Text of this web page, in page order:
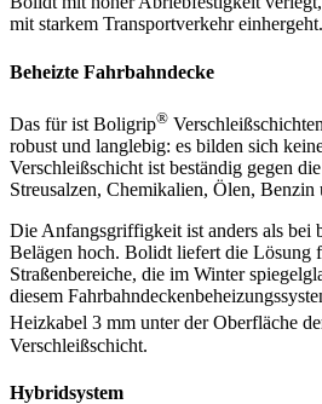
mit starkem Transportverkehr einhergeht.
Beheizte Fahrbahndecke
Das für ist Boligrip®
robust und langlebig: es bilden sich
Verschleißschicht ist beständig gegen
Streusalzen, Chemikalien, Ölen, Benzin
Die Anfangsgriffigkeit ist anders als bei
Belägen hoch. Bolidt liefert die Lösung
Straßenbereiche, die im Winter
diesem
Heizkabel 3 mm unter der Oberfläche
Verschleißschicht.
Hybridsystem